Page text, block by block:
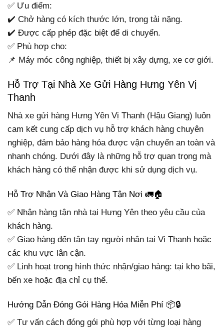
✅ Ưu điểm:
✔️ Chở hàng có kích thước lớn, trọng tải nặng.
✔️ Được cấp phép đặc biệt để di chuyển.
✅ Phù hợp cho:
📌 Máy móc công nghiệp, thiết bị xây dựng, xe cơ giới.
Hỗ Trợ Tại Nhà Xe Gửi Hàng Hưng Yên Vị
Thanh
Nhà xe gửi hàng Hưng Yên Vị Thanh (Hậu Giang) luôn
cam kết cung cấp dịch vụ hỗ trợ khách hàng chuyên
nghiệp, đảm bảo hàng hóa được vận chuyển an toàn và
nhanh chóng. Dưới đây là những hỗ trợ quan trọng mà
khách hàng có thể nhận được khi sử dụng dịch vụ.
Hỗ Trợ Nhận Và Giao Hàng Tận Nơi 🚛🏠
✅ Nhận hàng tận nhà tại Hưng Yên theo yêu cầu của
khách hàng.
✅ Giao hàng đến tận tay người nhận tại Vị Thanh hoặc
các khu vực lân cận.
✅ Linh hoạt trong hình thức nhận/giao hàng: tại kho bãi,
bến xe hoặc địa chỉ cụ thể.
Hướng Dẫn Đóng Gói Hàng Hóa Miễn Phí 📦🔒
✅ Tư vấn cách đóng gói phù hợp với từng loại hàng